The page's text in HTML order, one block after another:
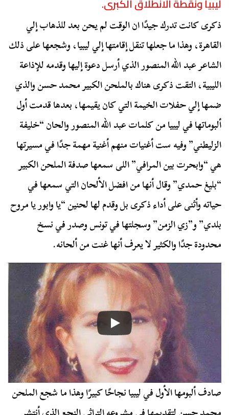
ليبيا ونقطة الانطلاق الكبرى.
ذكرى كانت تدرك جيدًا ان الوقت لم يحن بعد للذهاب إلي
القاهرة، وهذا ما جعلها تنقل إقامتها إلي ليبيا، وشجعها على ذلك
الشاعر عبد الله المنصور الذي أرسل دعوة إليها وقدمه للإذاعة
الليبية، التقت ذكرى هناك بالملحن الكبير محمد حسن والذي
ضمها إلي حفلات الخيمة التي كان يقيمها، بعدها قدمت أول
ألبوماتها في ليبيا من كلمات عبد الله المنصور والحان “خليفة
الزليطني” وفيه ست أغنيات منهم أغنية مهمة جدًا في مسيرتها
هي “وابحرت بين المرافي” اللى سمعها صدفة الملحن الكبير
“بليغ حمدي” وقال أنها من افضل الألحان التي سمعها في
حياته وأثنى على أداء ذكرى بل وقدم لها لحنين “يا وابور يا مروح
بلدي” و”زي الزمن” وسجلتها في تونس وصدر في نسخ
محدودة جدًا والكثير لا يعرف أنها غنت من ألحانه.
صادف ألبومها الأول في ليبيا نجاحًا كبيرًا وهذا ما شجع الملحن